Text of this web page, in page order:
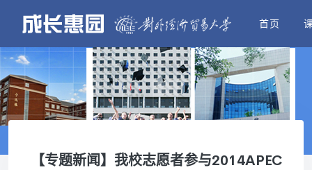
首页
【专题新闻】我校志愿者参与2014APEC